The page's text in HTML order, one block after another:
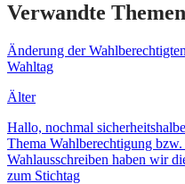
Verwandte Themen
Änderung der
Wahltag
Älter
Hallo, nochmal
Thema Wahlberechtigung
Wahlausschreiben haben wir
zum Stichtag